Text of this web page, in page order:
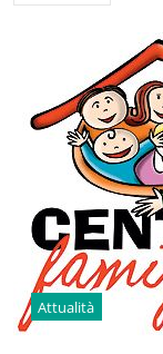
Attualità